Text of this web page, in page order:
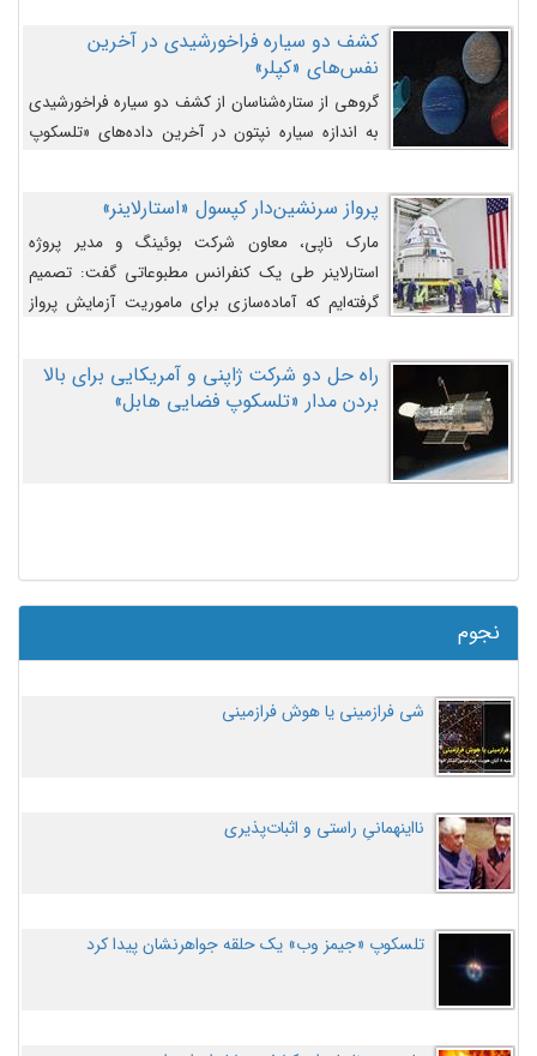
کشف دو سیاره فراخورشیدی در آخرین
نفس‌های «کپلر»
گروهی از ستاره‌شناسان از کشف دو سیاره فراخورشیدی
به اندازه سیاره نپتون در آخرین داده‌های «تلسکوپ
پرواز سرنشین‌دار کپسول «استارلاینر»
مارک ناپی، معاون شرکت بوئینگ و مدیر پروژه
استارلاینر طی یک کنفرانس مطبوعاتی گفت: تصمیم
گرفته‌ایم که آماده‌سازی برای ماموریت آزمایش پرواز
اصلاح کنیم.
راه حل دو شرکت ژاپنی و آمریکایی برای بالا
بردن مدار «تلسکوپ فضایی هابل»
نجوم
شی فرازمینی یا هوش فرازمینی
نااینهمانیِ راستی و اثبات‌پذیری
تلسکوپ «جیمز وب» یک حلقه جواهرنشان پیدا کرد